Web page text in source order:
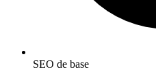
SEO de base